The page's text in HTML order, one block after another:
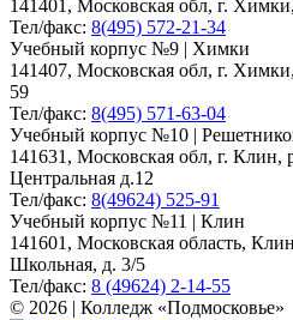
141401, Московская обл, г. Химки,
Тел/факс: 8(495) 572-21-34
Учебный корпус №9 | Химки
141407, Московская обл, г.
59
Тел/факс: 8(495) 571-63-04
Учебный корпус №10 |
141631, Московская обл, г. Клин,
Центральная д.12
Тел/факс: 8(49624) 525-91
Учебный корпус №11 | Клин
141601, Московская область,
Школьная, д. 3/5
Тел/факс: 8 (49624) 2-14-55
© 2026 | Колледж «Подмосковье»